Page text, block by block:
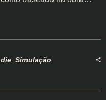
Simulação